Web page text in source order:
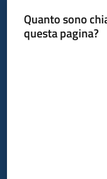
Quanto sono
questa pagina?